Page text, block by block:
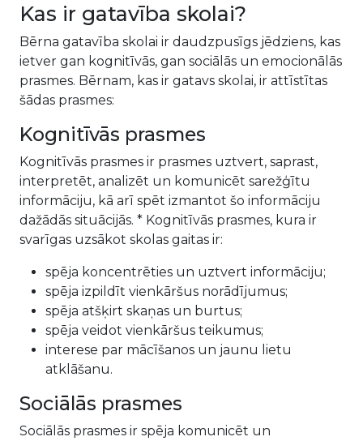
Kas ir gatavība skolai?
Bērna gatavība skolai ir daudzpusīgs jēdziens, kas
ietver gan kognitīvās, gan sociālās un emocionālās
prasmes. Bērnam, kas ir gatavs skolai, ir attīstītas
šādas prasmes:
Kognitīvās prasmes
Kognitīvās prasmes ir prasmes uztvert, saprast,
interpretēt, analizēt un komunicēt sarežģītu
informāciju, kā arī spēt izmantot šo informāciju
dažādās situācijās. * Kognitīvās prasmes, kura ir
svarīgas uzsākot skolas gaitas ir:
spēja koncentrēties un uztvert informāciju;
spēja izpildīt vienkāršus norādījumus;
spēja atšķirt skaņas un burtus;
spēja veidot vienkāršus teikumus;
interese par mācīšanos un jaunu lietu
atklāšanu.
Sociālās prasmes
Sociālās prasmes ir spēja komunicēt un